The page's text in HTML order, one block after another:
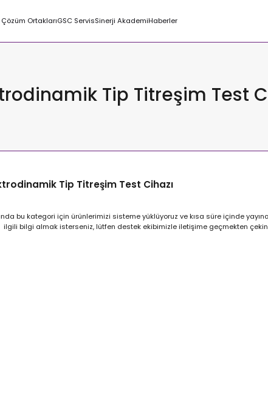
Çözüm OrtaklarıGSC ServisSinerji AkademiHaberler
Tip Titreşim Test
Tip Titreşim Test Cihazı
bu kategori için ürünlerimizi sisteme yüklüyoruz ve kısa süre içinde
ilgili bilgi almak isterseniz, lütfen destek ekibimizle iletişime geçmekten